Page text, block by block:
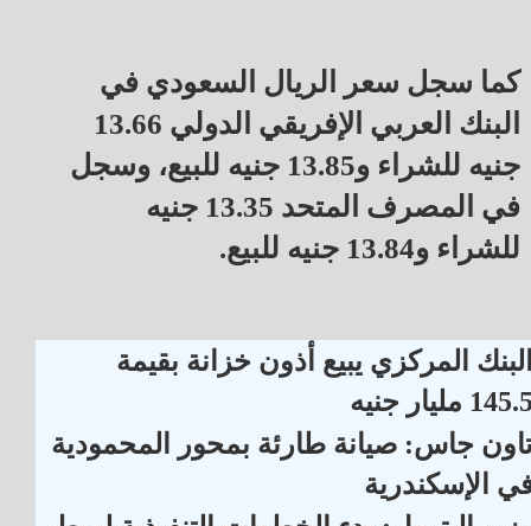
كما سجل سعر الريال السعودي في
البنك العربي الإفريقي الدولي 13.66
جنيه للشراء و13.85 جنيه للبيع، وسجل
في المصرف المتحد 13.35 جنيه
للشراء و13.84 جنيه للبيع.
المركزي يبيع أذون خزانة بقيمة
مليار جنيه
جاس: صيانة طارئة بمحور المحمودية
الإسكندرية